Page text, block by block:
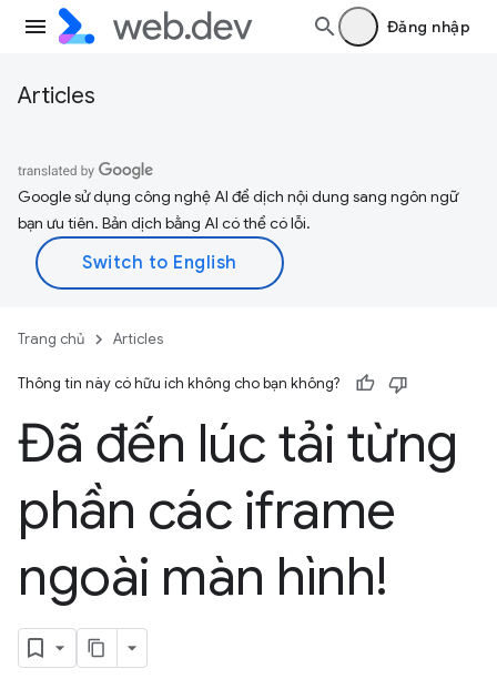
Đăng nhập
Articles
Google sử dụng công nghệ AI để dịch nội dung sang ngôn ngữ
bạn ưu tiên. Bản dịch bằng AI có thể có lỗi.
Trang chủ Articles
Thông tin này có hữu ích không cho bạn không?
Đã đến lúc tải từng
phần các iframe
ngoài màn hình!